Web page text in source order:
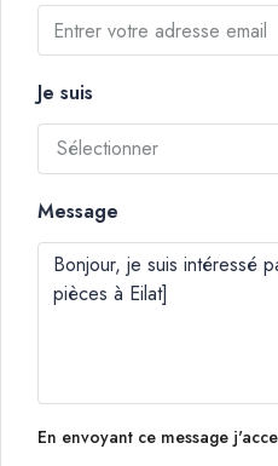
Je suis
Sélectionner
Message
En envoyant ce message